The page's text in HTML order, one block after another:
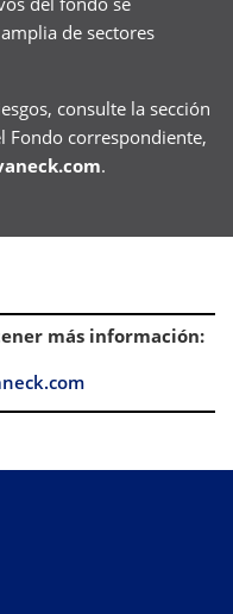
de sectores
consulte la sección
Fondo correspondiente,
.
más información: